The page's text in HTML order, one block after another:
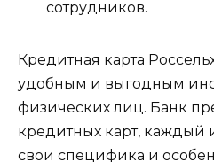
сотрудников.
Кредитная карта
удобным и выгодным
физических лиц. Банк
кредитных карт, каждый
свои специфика и